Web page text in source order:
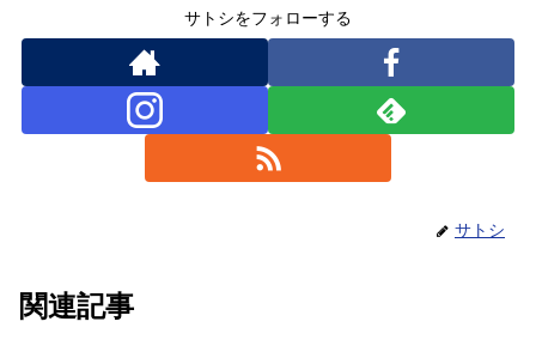
サトシをフォローする
サトシ
関連記事